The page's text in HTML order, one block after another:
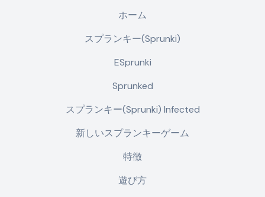
ホーム
スプランキー(Sprunki)
ESprunki
Sprunked
スプランキー(Sprunki) Infected
新しいスプランキーゲーム
特徴
遊び方